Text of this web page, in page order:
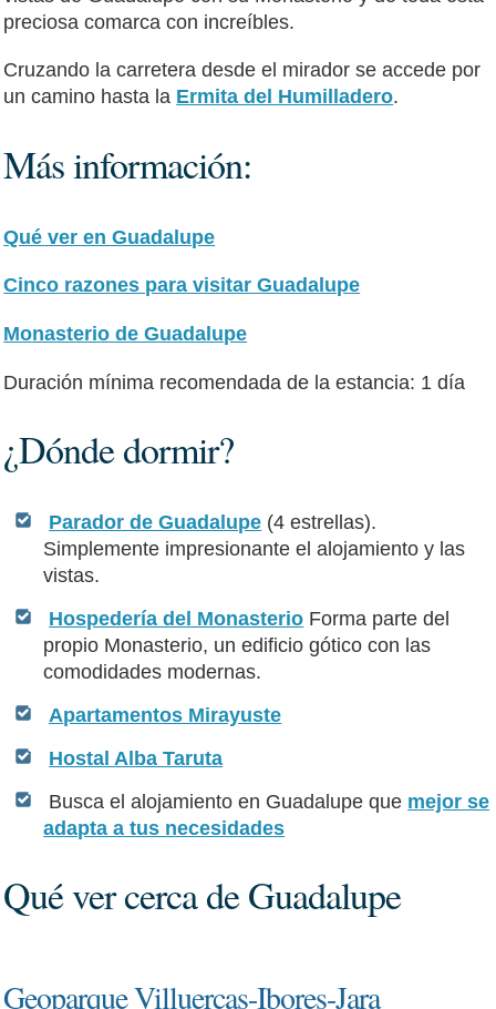
preciosa comarca con increíbles.
Cruzando la carretera desde el mirador se accede por
un camino hasta la Ermita del Humilladero.
Más información:
Qué ver en Guadalupe
Cinco razones para visitar Guadalupe
Monasterio de Guadalupe
Duración mínima recomendada de la estancia: 1 día
¿Dónde dormir?
Parador de Guadalupe (4 estrellas).
Simplemente impresionante el alojamiento y las
vistas.
Hospedería del Monasterio Forma parte del
propio Monasterio, un edificio gótico con las
comodidades modernas.
Apartamentos Mirayuste
Hostal Alba Taruta
Busca el alojamiento en Guadalupe que mejor se
adapta a tus necesidades
Qué ver cerca de Guadalupe
Geoparque Villuercas-Ibores-Jara